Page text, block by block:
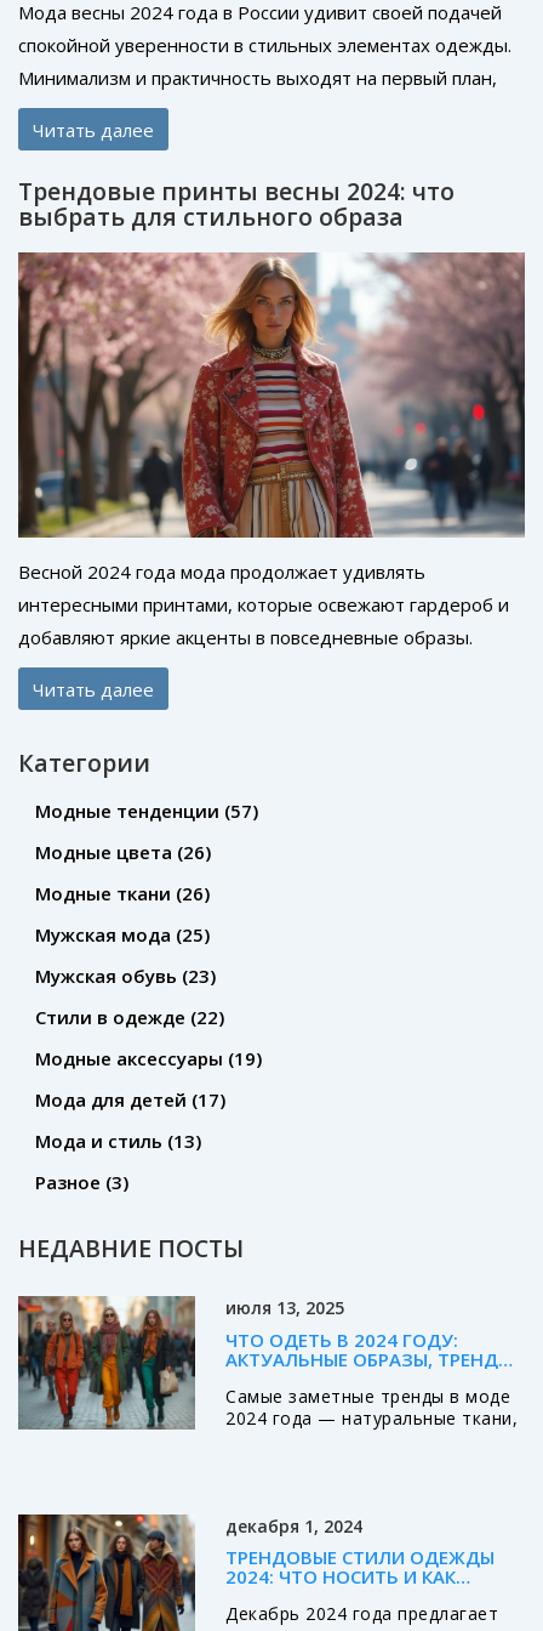
Мода весны 2024 года в России удивит своей подачей
спокойной уверенности в стильных элементах одежды.
Минимализм и практичность выходят на первый план,
сопровождаемые новыми цветами и кроем.
Обновленный стиль позволяет проявить
материалах и сочетаниях, которые преподносят этот
Читать далее
Трендовые принты весны 2024: что
выбрать для стильного образа
Весной 2024 года мода продолжает удивлять
интересными принтами, которые освежают гардероб и
добавляют яркие акценты в повседневные образы.
Среди ключевых трендов — цветочные мотивы,
абстракция, полоска и анималистика, каждый из которых
обсудим, как правильно сочетать эти принты, чтобы
оставаться в тренде, и какие вещи стоит добавить в
в авангарде моды этой весной, выбрав наиболее
подходящие вам тренды.
Читать далее
Категории
Модные тенденции (57)
Модные цвета (26)
Модные ткани (26)
Мужская мода (25)
Мужская обувь (23)
Стили в одежде (22)
Модные аксессуары (19)
Мода для детей (17)
Мода и стиль (13)
Разное (3)
НЕДАВНИЕ ПОСТЫ
июля 13, 2025
ЧТО ОДЕТЬ В 2024 ГОДУ:
АКТУАЛЬНЫЕ ОБРАЗЫ, ТРЕНДЫ
Самые заметные тренды в моде
2024 года — натуральные ткани,
декабря 1, 2024
ТРЕНДОВЫЕ СТИЛИ ОДЕЖДЫ
2024: ЧТО НОСИТЬ И КАК
Декабрь 2024 года предлагает